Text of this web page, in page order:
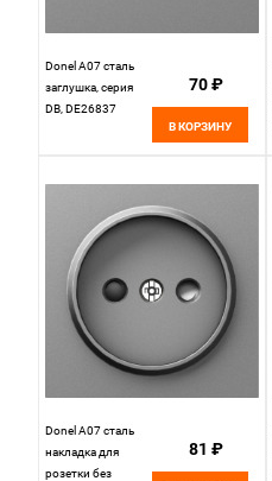
Donel A07 сталь
заглушка, серия
DB, DE26837
70 ₽
В КОРЗИНУ
Donel A07 сталь
накладка для
розетки без
81 ₽